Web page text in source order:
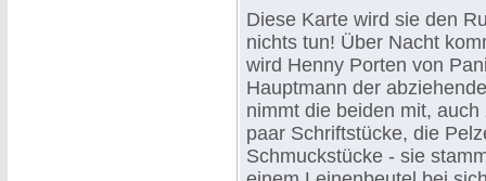
Diese Karte wird sie den
nichts tun! Über Nacht
wird Henny Porten von
Hauptmann der
nimmt die beiden mit,
paar Schriftstücke, die
Schmuckstücke - sie